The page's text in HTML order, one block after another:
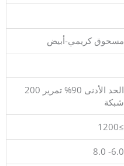
مسحوق كريمي-أبيض
الحد الأدنى 90% تمرير 200
شبكة
≥1200
6.0- 8.0